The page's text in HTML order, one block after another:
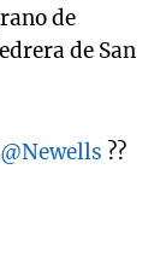
de
de San
@Newells ??